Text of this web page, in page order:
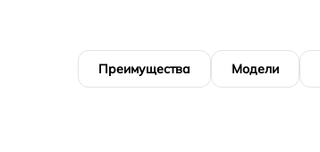
Преимущества Модели